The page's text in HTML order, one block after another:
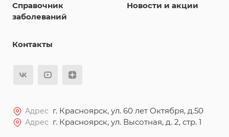
Справочник
заболеваний
Новости и акции
Контакты
Адрес г. Красноярск, ул. 60 лет Октября, д.50
Адрес г. Красноярск, ул. Высотная, д. 2, стр. 1